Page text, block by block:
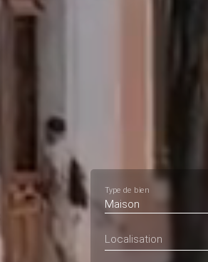
Maison
Type de bien
Localisation